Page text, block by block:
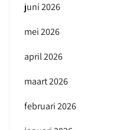
juni 2026
mei 2026
april 2026
maart 2026
februari 2026